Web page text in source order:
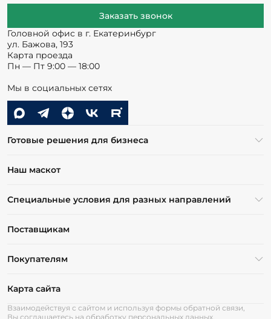
Заказать звонок
Головной офис в г. Екатеринбург
ул. Бажова, 193
Карта проезда
Пн — Пт 9:00 — 18:00
Мы в социальных сетях
Готовые решения для бизнеса
Наш маскот
Специальные условия для разных направлений
Поставщикам
Покупателям
Карта сайта
Взаимодействуя с сайтом и используя формы обратной связи,
Вы соглашаетесь на обработку персональных данных.